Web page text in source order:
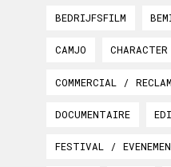
BEDRIJFSFILM
CAMJO
COMMERCIAL /
DOCUMENTAIRE
FESTIVAL /